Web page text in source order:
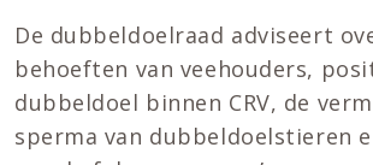
De dubbeldoelraad adviseert
behoeften van veehouders,
dubbeldoel binnen CRV, de
sperma van dubbeldoelstieren